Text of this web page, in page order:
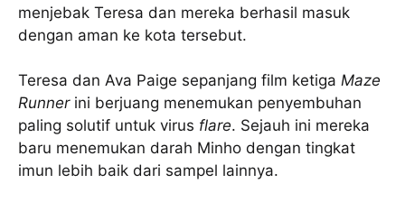
menjebak Teresa dan mereka berhasil masuk
dengan aman ke kota tersebut.
Teresa dan Ava Paige sepanjang film ketiga Maze
Runnerini berjuang menemukan penyembuhan
paling solutif untuk virus flare. Sejauh ini mereka
baru menemukan darah Minho dengan tingkat
imun lebih baik dari sampel lainnya.